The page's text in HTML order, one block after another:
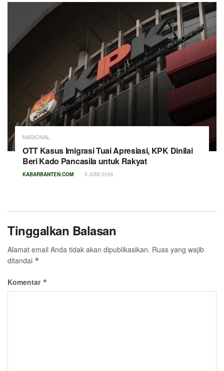
NASIONAL
OTT Kasus Imigrasi Tuai Apresiasi, KPK Dinilai
Beri Kado Pancasila untuk Rakyat
KABARBANTEN.COM 5 JUNI 2026
Tinggalkan Balasan
Alamat email Anda tidak akan dipublikasikan. Ruas yang wajib
ditandai *
Komentar *